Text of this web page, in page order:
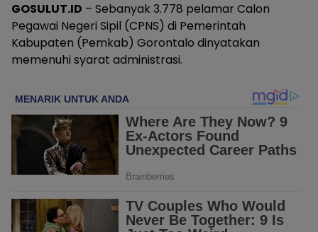
GOSULUT.ID – Sebanyak 3.778 pelamar Calon
Pegawai Negeri Sipil (CPNS) di Pemerintah
Kabupaten (Pemkab) Gorontalo dinyatakan
memenuhi syarat administrasi.